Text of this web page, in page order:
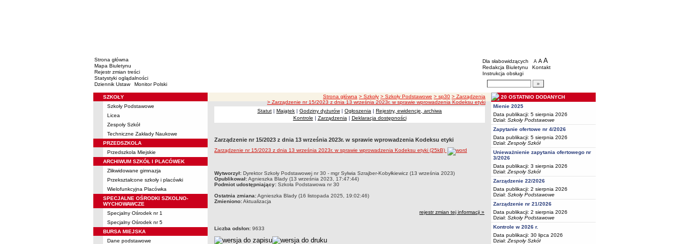
Strona główna
Mapa Biuletynu
Rejestr zmian treści
Statystyki oglądalności
Dziennik Ustaw
Monitor Polski
BIP - Oświata Częstochowa
Menu dodatkowe
Dla słabowidzących A pomniejsz czcionkę
A standardowy rozmiar czcionki
A
Redakcja Biuletynu
Kontakt
Instrukcja obsługi
Wyszukiwarka artykułów
Menu
SZKOŁY
Szkoły Podstawowe
Licea
Zespoły Szkół
Techniczne Zakłady Naukowe
PRZEDSZKOLA
Przedszkola Miejskie
ARCHIWUM SZKÓŁ I PLACÓWEK
Zlikwidowane gimnazja
Przekształcone szkoły i placówki
Wielofunkcyjna Placówka
SPECJALNE OŚRODKI SZKOLNO-
WYCHOWAWCZE
Specjalny Ośrodek nr 1
Specjalny Ośrodek nr 5
BURSA MIEJSKA
Dane podstawowe
ścieżka nawigacji
Strona główna > Szkoły > Szkoły Podstawowe > sp30 > Zarządzenia
> Zarządzenie nr 15/2023 z dnia 13 września 2023r. w sprawie wprowadzenia Kodeksu etyki
Statut | Majątek | Godziny dyżurów| Ogłoszenia | Rejestry, ewidencje, archiwa
Kontrole | Zarządzenia | Deklaracja dostępności
Zarządzenie nr 15/2023 z dnia 13 września 2023r. w sprawie wprowadzenia Kodeksu etyki
Zarządzenie nr 15/2023 z dnia 13 września 2023r. w sprawie wprowadzenia Kodeksu etyki (25kB)
metryczka
Wytworzył: Dyrektor Szkoły Podstawowej nr 30 - mgr Sylwia Szrajber-Kobyłkiewicz (13 września 2023)
Opublikował:Agnieszka Blady (13 września 2023, 17:47:44)
Podmiot udostępniający: Szkoła Podstawowa nr 30
Ostatnia zmiana:Agnieszka Blady (16 listopada 2025, 19:02:46)
Zmieniono:Aktualizacja
rejestr zmian tej informacji »
Liczba odsłon: 9633
20 OSTATNIO DODANYCH
Mienie 2025
Data publikacji: 5 sierpnia 2026
Dział: Szkoły Podstawowe
Zapytanie ofertowe nr 4/2026
Data publikacji: 5 sierpnia 2026
Dział: Zespoły Szkół
Unieważnienie zapytania ofertowego nr
3/2026
Data publikacji: 3 sierpnia 2026
Dział: Zespoły Szkół
Zarządzenie 22/2026
Data publikacji: 2 sierpnia 2026
Dział: Szkoły Podstawowe
Zarządzenie nr 21/2026
Data publikacji: 2 sierpnia 2026
Dział: Szkoły Podstawowe
Kontrole w 2026 r.
Data publikacji: 30 lipca 2026
Dział: Zespoły Szkół